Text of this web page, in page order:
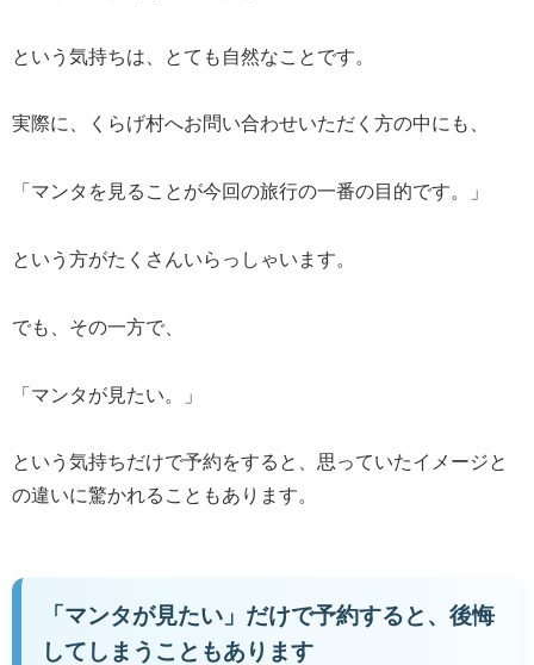
という気持ちは、とても自然なことです。
実際に、くらげ村へお問い合わせいただく方の中にも、
「マンタを見ることが今回の旅行の一番の目的です。」
という方がたくさんいらっしゃいます。
でも、その一方で、
「マンタが見たい。」
という気持ちだけで予約をすると、思っていたイメージと
の違いに驚かれることもあります。
「マンタが見たい」だけで予約すると、後悔
してしまうこともあります